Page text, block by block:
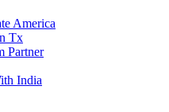
America
Tx
Partner
India